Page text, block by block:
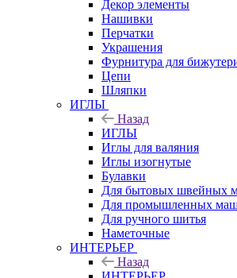
Декор элементы
Нашивки
Перчатки
Украшения
Фурнитура для
Цепи
Шляпки
ИГЛЫ
Назад
ИГЛЫ
Иглы для валяния
Иглы изогнутые
Булавки
Для бытовых швейных
Для промышленных
Для ручного шитья
Наметочные
ИНТЕРЬЕР
Назад